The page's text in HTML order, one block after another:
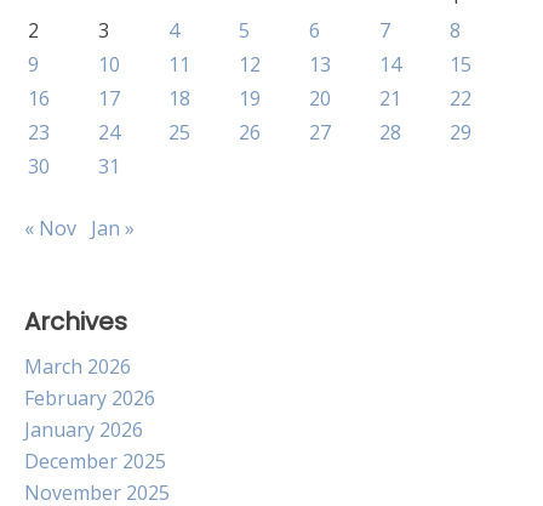
2
3 4 5 6 7
8
9
10 11 12 13 14
15
16
17 18 19 20 21
22
23
24 25 26 27 28
29
30
31
« Nov Jan »
Archives
March 2026
February 2026
January 2026
December 2025
November 2025